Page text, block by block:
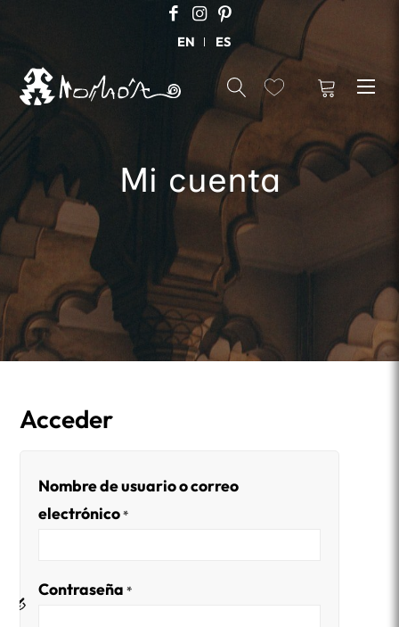
EN ES
Mi cuenta
Acceder
Nombre de usuario o correo
electrónico*
Contraseña*